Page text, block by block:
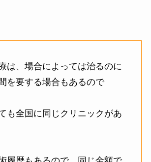
は、場合によっては治るのに
を要する場合もあるので
も全国に同じクリニックがあ